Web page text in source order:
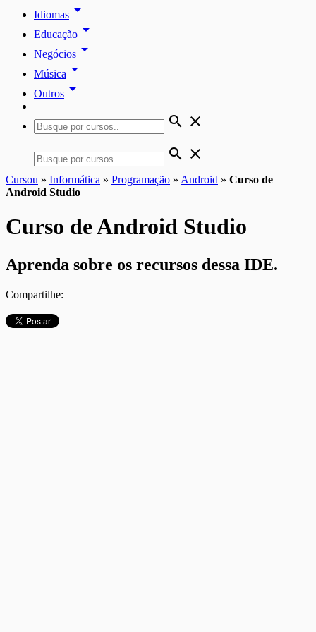
Idiomas arrow_drop_down
Educação arrow_drop_down
Negócios arrow_drop_down
Música arrow_drop_down
Outros arrow_drop_down
search close
search close
Cursou » Informática » Programação » Android » Curso de
Android Studio
Curso de Android Studio
Aprenda sobre os recursos dessa IDE.
Compartilhe: